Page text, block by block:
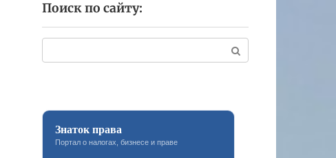
Поиск по сайту:
Знаток права
Портал о налогах, бизнесе и праве